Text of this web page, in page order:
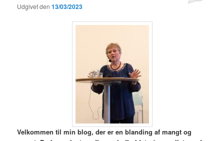
Udgivet den13/03/2023
Velkommen til min blog, der er en blanding af mangt og